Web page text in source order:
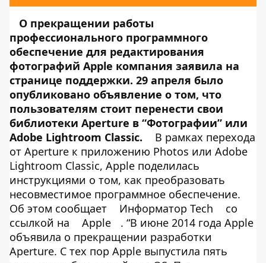
О прекращении работы
профессионального программного
обеспечение для редактирования
фотографий Apple компания заявила на
странице поддержки. 29 апреля было
опубликовано объявление о том, что
пользователям стоит перенести свои
библиотеки Aperture в “Фотографии” или
Adobe Lightroom Classic.
В рамках перехода
от Aperture к приложению Photos или Adobe
Lightroom Classic, Apple поделилась
инструкциями о том, как преобразовать
несовместимое программное обеспечение.
Об этом сообщает
Информатор Tech
со
ссылкой на
Apple
. “В июне 2014 года Apple
объявила о прекращении разработки
Aperture. С тех пор Apple выпустила пять